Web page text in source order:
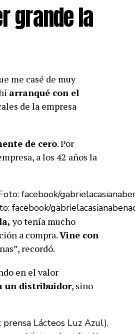
grande la
me casé de muy
arranqué con el
de la empresa
de cero. Por
a los 42 años la
facebook/
yo tenía mucho
a compra.Vine con
recordó.
en el valor
un distribuidor, sino